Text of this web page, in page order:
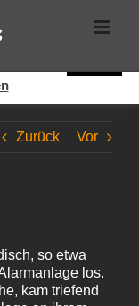
Zurück Vor
so etwa
los.
kam triefend
Bereitstellung der
erklären Sie sich